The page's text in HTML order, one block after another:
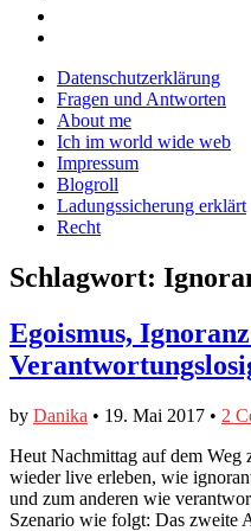
Facebook
anzeigen
Twitter
anzeigen
auf
Instagram
anzeigen
Main
menu
Skip
content
Datenschutzerklärung
Fragen und Antworten
About me
Ich im world wide web
Impressum
Blogroll
Ladungssicherung erklärt
Recht
Schlagwort:
Egoismus,
by Danika • 19. Mai 2017 • 2
Heut Nachmittag auf dem Weg
wieder live erleben, wie
und zum anderen wie
Szenario wie folgt: Das